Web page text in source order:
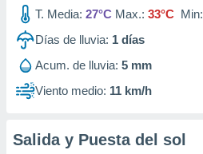
T. Media: 27°C Max.: 33°C Min:
Días de lluvia: 1 días
Acum. de lluvia: 5 mm
Viento medio: 11 km/h
Salida y Puesta del sol